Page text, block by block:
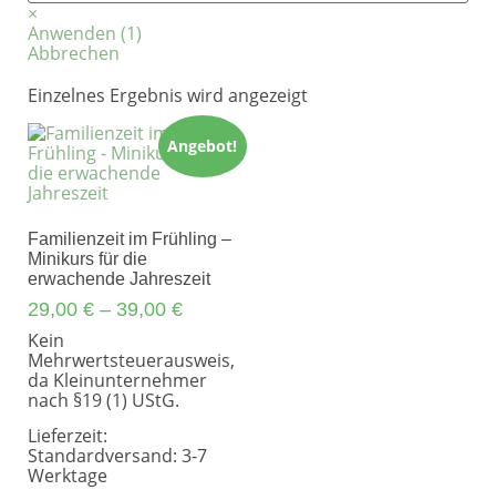
×
Anwenden (1)
Abbrechen
Einzelnes Ergebnis wird angezeigt
Angebot!
Familienzeit im Frühling –
Minikurs für die
erwachende Jahreszeit
29,00 € – 39,00 €
Kein
Mehrwertsteuerausweis,
da Kleinunternehmer
nach §19 (1) UStG.
Lieferzeit:
Standardversand: 3-7
Werktage